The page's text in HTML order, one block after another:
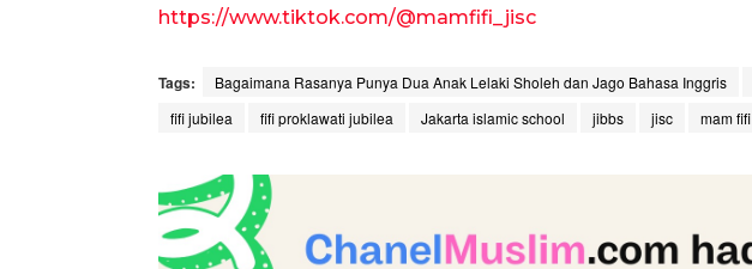
https://www.tiktok.com/@mamfifi_jisc
Tags: Bagaimana Rasanya Punya Dua Anak Lelaki Sholeh dan Jago Bahasa Inggris
fifi jubilea
fifi proklawati jubilea Jakarta islamic school jibbs jisc mam fifi